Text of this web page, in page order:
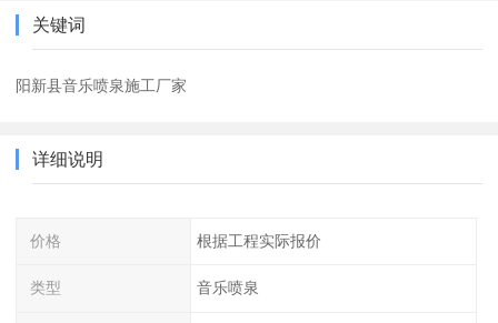
关键词
阳新县音乐喷泉施工厂家
详细说明
价格 根据工程实际报价
类型 音乐喷泉